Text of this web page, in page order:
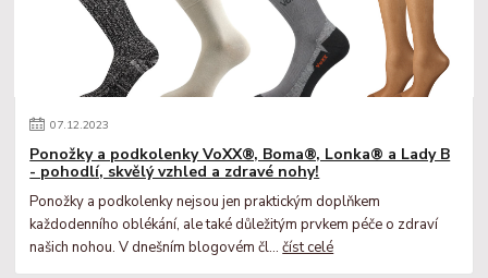
07.12.2023
Ponožky a podkolenky VoXX®, Boma®, Lonka® a Lady B
- pohodlí, skvělý vzhled a zdravé nohy!
Ponožky a podkolenky nejsou jen praktickým doplňkem
každodenního oblékání, ale také důležitým prvkem péče o zdraví
našich nohou. V dnešním blogovém čl...číst celé